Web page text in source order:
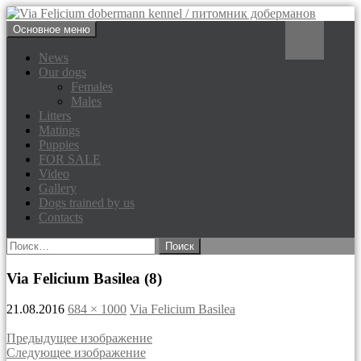
Via Felicium dobermann
kennel / питомник доберманов
Основное меню
к
News
Our dogs
Females
Males
Litters
Matings
Puppies
FOR SALE
Video
Gallery
Dogs trained by us
Contacts
Найти:
Via Felicium Basilea (8)
21.08.2016 684 × 1000 Via Felicium Basilea
Предыдущее изображение
Следующее изображение